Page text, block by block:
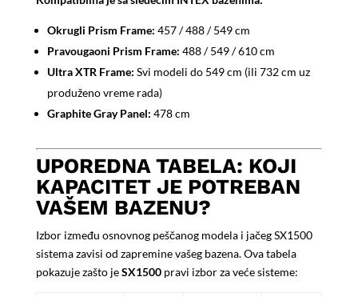
Okrugli Prism Frame: 457 / 488 / 549 cm
Pravougaoni Prism Frame: 488 / 549 / 610 cm
Ultra XTR Frame: Svi modeli do 549 cm (ili 732 cm uz
produženo vreme rada)
Graphite Gray Panel: 478 cm
UPOREDNA TABELA: KOJI
KAPACITET JE POTREBAN
VAŠEM BAZENU?
Izbor između osnovnog peščanog modela i jačeg SX1500
sistema zavisi od zapremine vašeg bazena. Ova tabela
pokazuje zašto jeSX1500pravi izbor za veće sisteme: